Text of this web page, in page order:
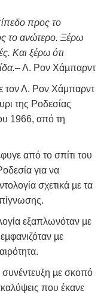
προς το
το ανώτερο. Ξέρω
Και ξέρω ότι
– Λ. Ρον Χάµπαρντ
τον Λ. Ρον Χάμπαρντ
της Ροδεσίας
1966, από τη
από το σπίτι του
για να
σχετικά µε τα
εξαπλωνόταν µε
µε
µε σκοπό
που έκανε